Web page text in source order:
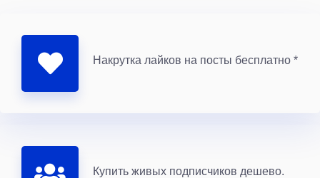
Накрутка лайков на посты бесплатно *
Купить живых подписчиков дешево.